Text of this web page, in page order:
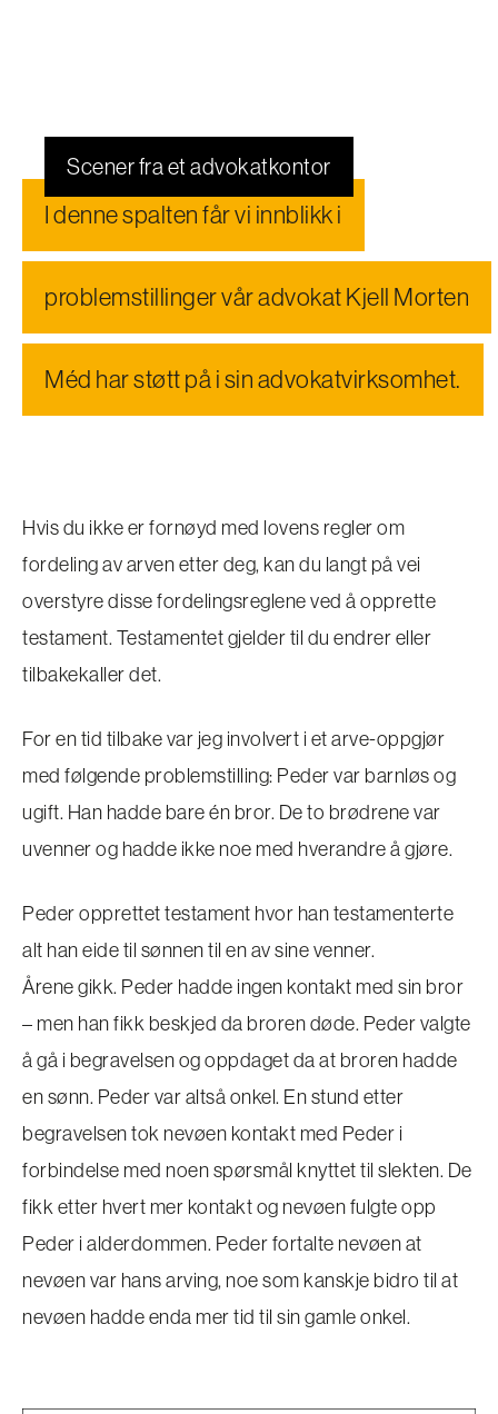
Scener fra et advokatkontor
I denne spalten får vi innblikk i
problemstillinger vår advokat Kjell Morten
Méd har støtt på i sin advokatvirksomhet.
Hvis du ikke er fornøyd med lovens regler om
fordeling av arven etter deg, kan du langt på vei
overstyre disse fordelingsreglene ved å opprette
testament. Testamentet gjelder til du endrer eller
tilbakekaller det.
For en tid tilbake var jeg involvert i et arve-oppgjør
med følgende problemstilling: Peder var barnløs og
ugift. Han hadde bare én bror. De to brødrene var
uvenner og hadde ikke noe med hverandre å gjøre.
Peder opprettet testament hvor han testamenterte
alt han eide til sønnen til en av sine venner.
Årene gikk. Peder hadde ingen kontakt med sin bror
– men han fikk beskjed da broren døde. Peder valgte
å gå i begravelsen og oppdaget da at broren hadde
en sønn. Peder var altså onkel. En stund etter
begravelsen tok nevøen kontakt med Peder i
forbindelse med noen spørsmål knyttet til slekten. De
fikk etter hvert mer kontakt og nevøen fulgte opp
Peder i alderdommen. Peder fortalte nevøen at
nevøen var hans arving, noe som kanskje bidro til at
nevøen hadde enda mer tid til sin gamle onkel.